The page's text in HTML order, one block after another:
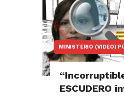
MINISTERIO (VIDEO)
ESCUDERO